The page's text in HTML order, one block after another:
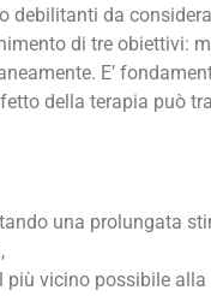
da
di tre obiettivi:
E’
della terapia può
una prolungata
vicino possibile